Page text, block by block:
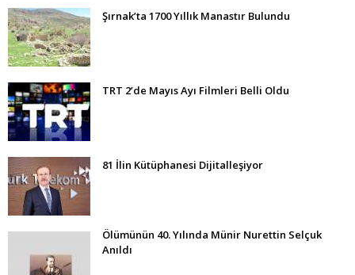
Şırnak’ta 1700 Yıllık Manastır Bulundu
TRT 2’de Mayıs Ayı Filmleri Belli Oldu
81 İlin Kütüphanesi Dijitalleşiyor
Ölümünün 40. Yılında Münir Nurettin Selçuk
Anıldı